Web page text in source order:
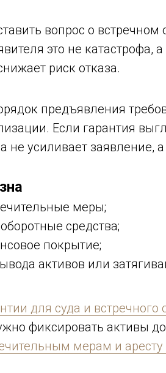
вопрос о встречном
это не катастрофа, а
риск отказа.
предъявления
Если гарантия
усиливает заявление, а
меры;
средства;
покрытие;
активов или
для суда и встречного
фиксировать активы
мерам и аресту